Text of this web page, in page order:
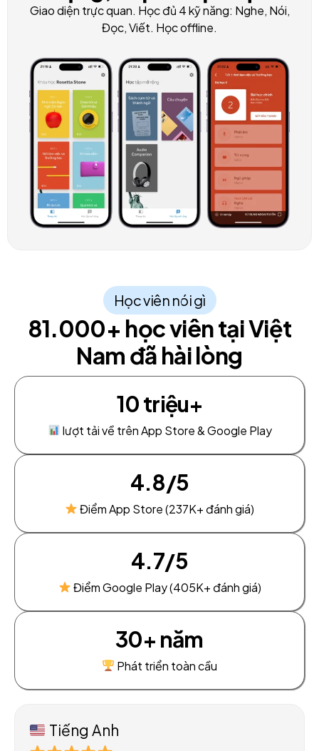
Giao diện trực quan. Học đủ 4 kỹ năng: Nghe, Nói,
Đọc, Viết. Học offline.
Học viên nói gì
81.000+ học viên tại Việt
Nam đã hài lòng
10 triệu+
lượt tải về trên App Store & Google Play
4.8/5
Điểm App Store (237K+ đánh giá)
4.7/5
Điểm Google Play (405K+ đánh giá)
30+ năm
Phát triển toàn cầu
Tiếng Anh